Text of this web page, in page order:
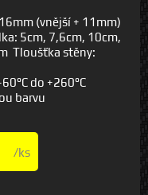
(vnější + 11mm)
5cm, 7,6cm, 10cm,
Tloušťka stěny:
do +260°C
barvu
/ks